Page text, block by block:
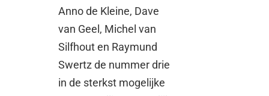
Anno de Kleine, Dave
van Geel, Michel van
Silfhout en Raymund
Swertz de nummer drie
in de sterkst mogelijke